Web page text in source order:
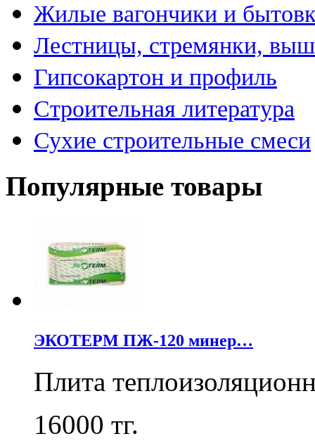
Жилые вагончики и
Лестницы, стремянки,
Гипсокартон и профиль
Строительная литература
Сухие строительные смеси
Популярные товары
ЭКОТЕРМ ПЖ-120 минер…
Плита
16000 тг.